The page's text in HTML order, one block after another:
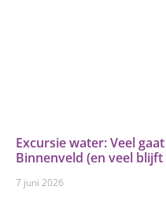
Excursie water: Veel
Binnenveld (en veel
7 juni 2026